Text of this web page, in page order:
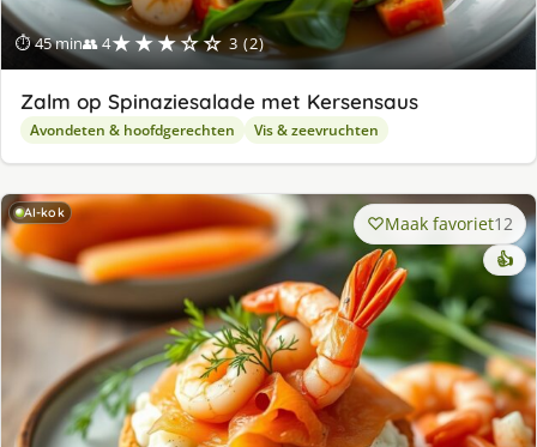
⏱ 45 min👥 4★★★☆☆ 3 (2)
Zalm op Spinaziesalade met Kersensaus
Avondeten & hoofdgerechten Vis & zeevruchten
AI-kok Maak favoriet12
👍